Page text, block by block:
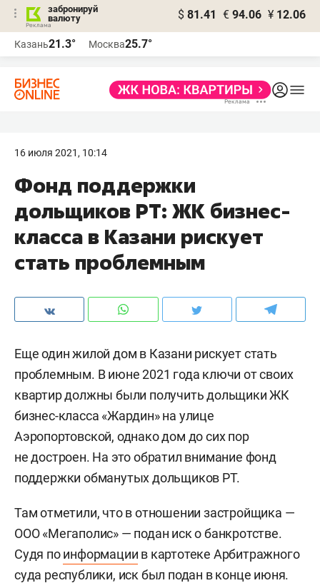
забронируй
валюту
$ 81.41 € 94.06 ¥ 12.06
Казань21.3° Москва25.7°
16 июля 2021, 10:14
​Фонд поддержки
дольщиков РТ: ЖК бизнес-
класса в Казани рискует
стать проблемным
Еще один жилой дом в Казани рискует стать
проблемным. В июне 2021 года ключи от своих
квартир должны были получить дольщики ЖК
бизнес-класса «Жардин» на улице
Аэропортовской, однако дом до сих пор
не достроен. На это обратил внимание фонд
поддержки обманутых дольщиков РТ.
Там отметили, что в отношении застройщика —
ООО «Мегаполис» — подан иск о банкротстве.
Судя поинформации в картотеке Арбитражного
суда республики, иск был подан в конце июня.